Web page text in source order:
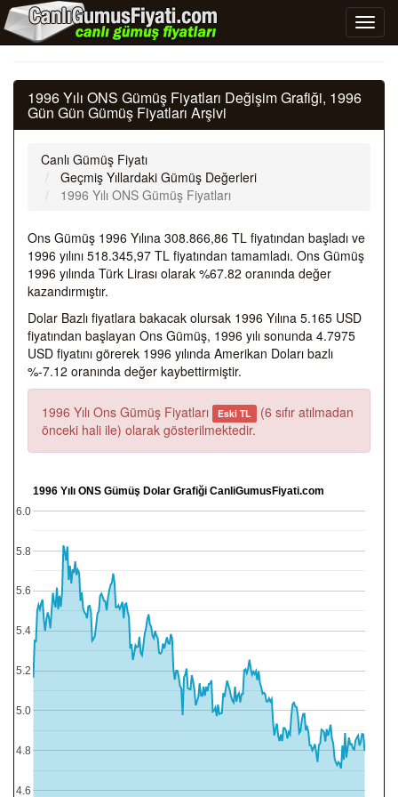
1996 Yılı ONS Gümüş Fiyatları Değişim Grafiği, 1996
Gün Gün Gümüş Fiyatları Arşivi
Canlı Gümüş Fiyatı
Geçmiş Yıllardaki Gümüş Değerleri
1996 Yılı ONS Gümüş Fiyatları
Ons Gümüş 1996 Yılına 308.866,86 TL fiyatından başladı ve
1996 yılını 518.345,97 TL fiyatından tamamladı. Ons Gümüş
1996 yılında Türk Lirası olarak %67.82 oranında değer
kazandırmıştır.
Dolar Bazlı fiyatlara bakacak olursak 1996 Yılına 5.165 USD
fiyatından başlayan Ons Gümüş, 1996 yılı sonunda 4.7975
USD fiyatını görerek 1996 yılında Amerikan Doları bazlı
%-7.12 oranında değer kaybettirmiştir.
1996 Yılı Ons Gümüş Fiyatları Eski TL (6 sıfır atılmadan
önceki hali ile) olarak gösterilmektedir.
1996 Yılı ONS Gümüş Dolar Grafiği CanliGumusFiyati.com
4.6
4.8
5.0
5.2
5.4
5.6
5.8
6.0